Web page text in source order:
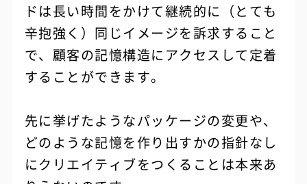
ドは長い時間をかけて継続的に（とても
辛抱強く）同じイメージを訴求すること
で、顧客の記憶構造にアクセスして定着
することができます。
先に挙げたようなパッケージの変更や、
どのような記憶を作り出すかの指針なし
にクリエイティブをつくることは本来あ